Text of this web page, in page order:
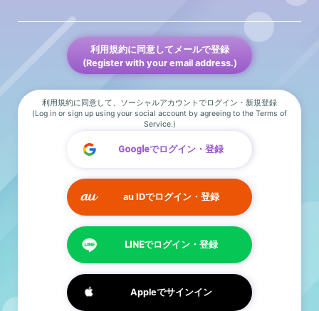
利用規約に同意してメールで登録
(Register with your email address.)
利用規約に同意して、ソーシャルアカウントでログイン・新規登録
(Log in or sign up using your social account by agreeing to the Terms of
Service.)
Googleでログイン・登録
au IDでログイン・登録
LINEでログイン・登録
Appleでサインイン